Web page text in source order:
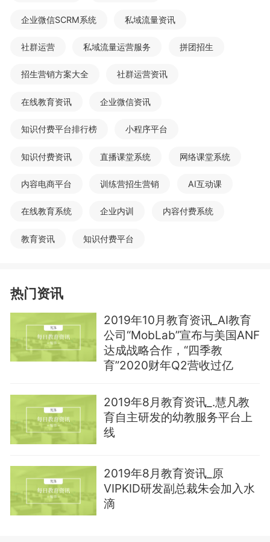
企业微信SCRM系统 私域流量资讯
社群运营 私域流量运营服务 拼团招生
招生营销方案大全 社群运营资讯
在线教育资讯 企业微信资讯
知识付费平台排行榜 小程序平台
知识付费资讯 直播课堂系统 网络课堂系统
内容电商平台 训练营招生营销 AI互动课
在线教育系统 企业内训 内容付费系统
教育资讯 知识付费平台
热门资讯
2019年10月教育资讯_AI教育
公司“MobLab”宣布与美国ANF
达成战略合作，“四季教
育”2020财年Q2营收过亿
2019年8月教育资讯_.慧凡教
育自主研发的幼教服务平台上
线
2019年8月教育资讯_原
VIPKID研发副总裁朱会加入水
滴